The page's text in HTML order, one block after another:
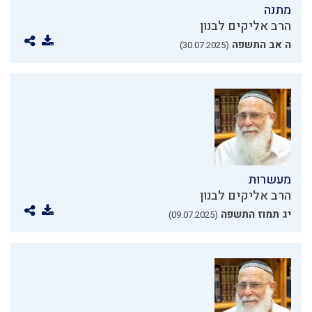
מתנה
הרב אליקים לבנון
ה אב התשפה (30.07.2025)
מעשרות
הרב אליקים לבנון
יג תמוז התשפה (09.07.2025)